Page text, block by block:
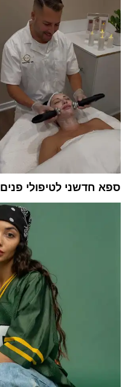
ספא חדשני לטיפולי פנים Idan Med Spa